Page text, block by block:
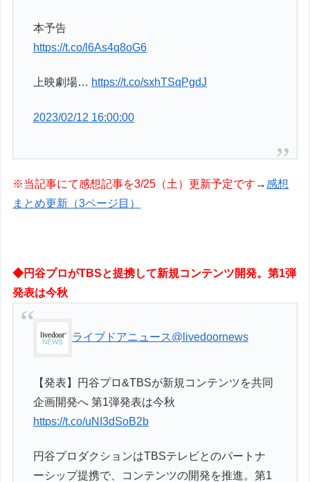
本予告
https://t.co/l6As4q8oG6
上映劇場… https://t.co/sxhTSqPgdJ
2023/02/12 16:00:00
※当記事にて感想記事を3/25（土）更新予定です →感想
まとめ更新（3ページ目）
◆円谷プロがTBSと提携して新規コンテンツ開発。第1弾
発表は今秋
ライブドアニュース@livedoornews
【発表】円谷プロ&TBSが新規コンテンツを共同
企画開発へ 第1弾発表は今秋
https://t.co/uNI3dSoB2b
円谷プロダクションはTBSテレビとのパートナ
ーシップ提携で、コンテンツの開発を推進。第1